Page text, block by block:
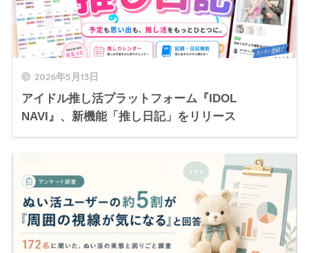
2026年5月13日
アイドル推し活プラットフォーム『IDOL
NAVI』、新機能「推し日記」をリリース